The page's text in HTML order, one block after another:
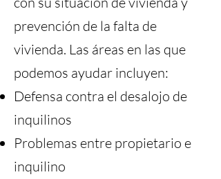
prevención de la falta de
vivienda. Las áreas en las que
podemos ayudar incluyen:
Defensa contra el desalojo de
inquilinos
Problemas entre propietario e
inquilino